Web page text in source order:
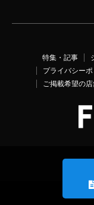
特集・記事
プライバシー
ご掲載希望の